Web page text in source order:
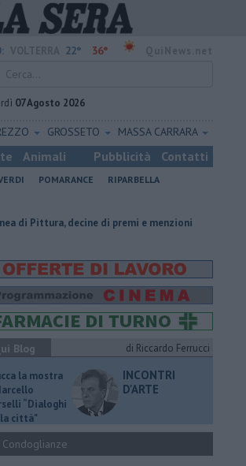
22° 36°
07 Agosto 2026
GROSSETO MASSA CARRARA
Animali Pubblicità Contatti
POMARANCE
RIPARBELLA
di premi e menzioni Misericordie Pisane,
Blog di Riccardo Ferrucci
la mostra
“Dialoghi
città"
INCONTRI
D'ARTE
Condoglianze